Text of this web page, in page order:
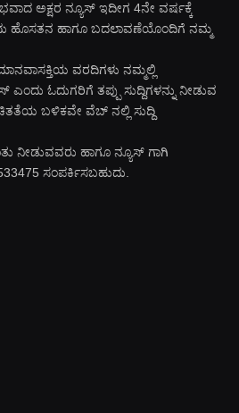
ಅಕ್ಷರ ನ್ಯೂಸ್ ಇದೀಗ 4ನೇ ವರ್ಷಕ್ಕೆ
ಹೊಸತನ ಹಾಗೂ ಬದಲಾವಣೆಯೊಂದಿಗೆ ನಮ್ಮ
ವರದಿಗಳು ನಮ್ಮಲ್ಲಿ
ಎಂದು ಓದುಗರಿಗೆ ತಪ್ಪು ಸುದ್ದಿಗಳನ್ನು ನೀಡುವ
ಬಳಿಕವೇ ವೆಬ್ ನಲ್ಲಿ ಸುದ್ದಿ
ನೀಡುವವರು ಹಾಗೂ ನ್ಯೂಸ್ ಗಾಗಿ
ಸಂಪರ್ಕಿಸಬಹುದು.